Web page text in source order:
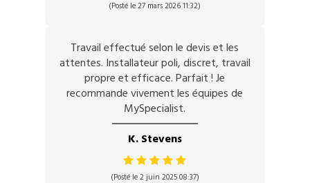
(Posté le 27 mars 2026 11:32)
Travail effectué selon le devis et les
attentes. Installateur poli, discret, travail
propre et efficace. Parfait ! Je
recommande vivement les équipes de
MySpecialist.
K. Stevens
(Posté le 2 juin 2025 08:37)